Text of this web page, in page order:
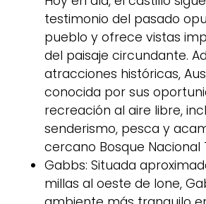
testimonio del pasado
pueblo y ofrece vistas
del paisaje circundante.
atracciones históricas,
conocida por sus
recreación al aire libre,
senderismo, pesca y
cercano Bosque Nacional
Gabbs: Situada
millas al oeste de Ione,